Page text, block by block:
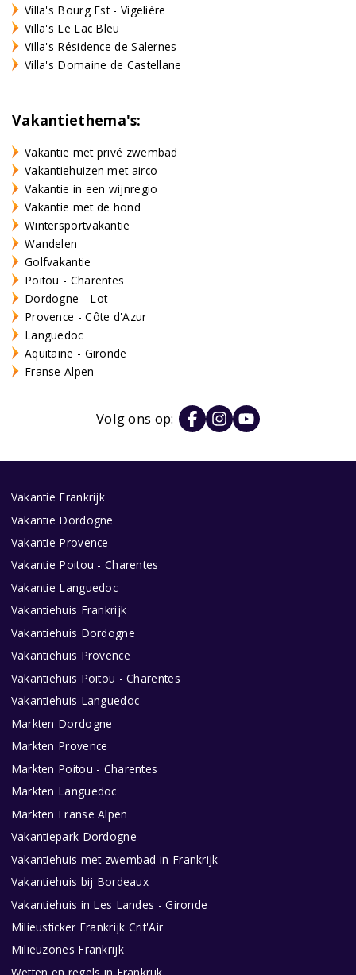
Villa's Bourg Est - Vigelière
Villa's Le Lac Bleu
Villa's Résidence de Salernes
Villa's Domaine de Castellane
Vakantiethema's:
Vakantie met privé zwembad
Vakantiehuizen met airco
Vakantie in een wijnregio
Vakantie met de hond
Wintersportvakantie
Wandelen
Golfvakantie
Poitou - Charentes
Dordogne - Lot
Provence - Côte d'Azur
Languedoc
Aquitaine - Gironde
Franse Alpen
Volg ons op:
Vakantie Frankrijk
Vakantie Dordogne
Vakantie Provence
Vakantie Poitou - Charentes
Vakantie Languedoc
Vakantiehuis Frankrijk
Vakantiehuis Dordogne
Vakantiehuis Provence
Vakantiehuis Poitou - Charentes
Vakantiehuis Languedoc
Markten Dordogne
Markten Provence
Markten Poitou - Charentes
Markten Languedoc
Markten Franse Alpen
Vakantiepark Dordogne
Vakantiehuis met zwembad in Frankrijk
Vakantiehuis bij Bordeaux
Vakantiehuis in Les Landes - Gironde
Milieusticker Frankrijk Crit'Air
Milieuzones Frankrijk